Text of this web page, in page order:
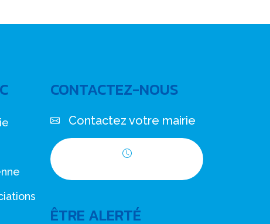
CONTACTEZ-NOUS
Contactez votre mairie
ÊTRE ALERTÉ